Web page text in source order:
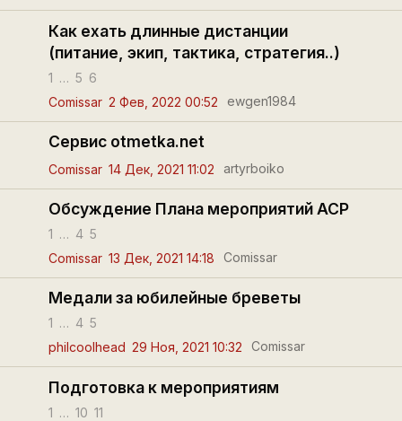
Как ехать длинные дистанции
(питание, экип, тактика, стратегия..)
1 … 5 6
Comissar 2 Фев, 2022 00:52 ewgen1984
Сервис otmetka.net
Comissar 14 Дек, 2021 11:02 artyrboiko
Обсуждение Плана мероприятий АСР
1 … 4 5
Comissar 13 Дек, 2021 14:18 Comissar
Медали за юбилейные бреветы
1 … 4 5
philcoolhead 29 Ноя, 2021 10:32 Comissar
Подготовка к мероприятиям
1 10 11